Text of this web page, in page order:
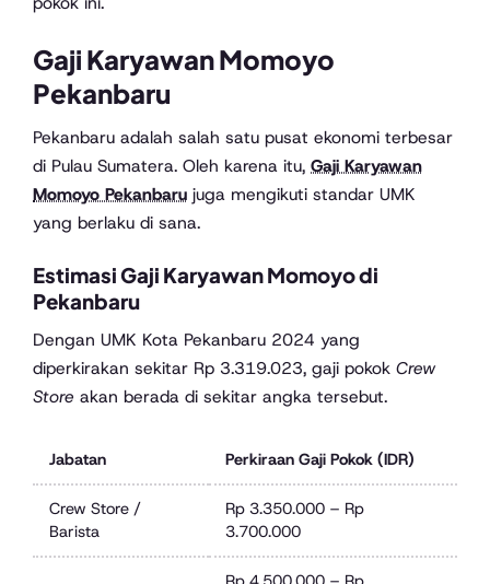
Gaji Karyawan Momoyo
Pekanbaru
Pekanbaru adalah salah satu pusat ekonomi terbesar
di Pulau Sumatera. Oleh karena itu, Gaji Karyawan
Momoyo Pekanbaru juga mengikuti standar UMK
yang berlaku di sana.
Estimasi Gaji Karyawan Momoyo di
Pekanbaru
Dengan UMK Kota Pekanbaru 2024 yang
diperkirakan sekitar Rp 3.319.023, gaji pokok Crew
Store akan berada di sekitar angka tersebut.
Jabatan Perkiraan Gaji Pokok (IDR)
Crew Store /
Barista
Rp 3.350.000 – Rp
3.700.000